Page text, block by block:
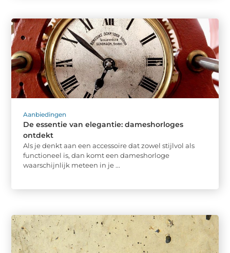
Aanbiedingen
De essentie van elegantie: dameshorloges
ontdekt
Als je denkt aan een accessoire dat zowel stijlvol als
functioneel is, dan komt een dameshorloge
waarschijnlijk meteen in je ...